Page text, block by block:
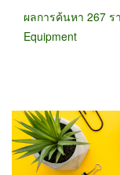
ผลการค้นหา 267 ร
Equipment
ขายส่ง
ผู้ส่งออก/นำเข้า